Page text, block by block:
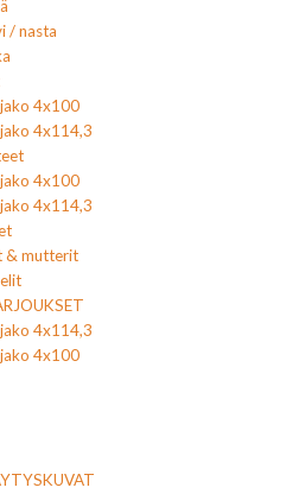
/ nasta
4x100
4x114,3
4x100
4x114,3
& mutterit
4x114,3
4x100